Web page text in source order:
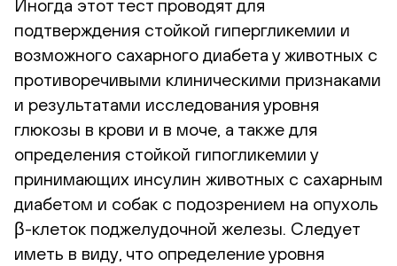
Иногда этот тест проводят для
подтверждения стойкой гипергликемии и
возможного сахарного диабета у животных с
противоречивыми клиническими признаками
и результатами исследования уровня
глюкозы в крови и в моче, а также для
определения стойкой гипогликемии у
принимающих инсулин животных с сахарным
диабетом и собак с подозрением на опухоль
β-клеток поджелудочной железы. Следует
иметь в виду, что определение уровня